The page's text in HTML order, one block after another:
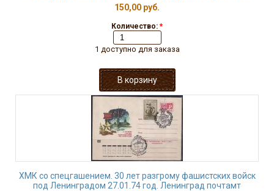
150,00 руб.
Количество: *
1 доступно для заказа
ХМК со спецгашением. 30 лет разгрому фашистских войск
под Ленинградом 27.01.74 год. Ленинград почтамт